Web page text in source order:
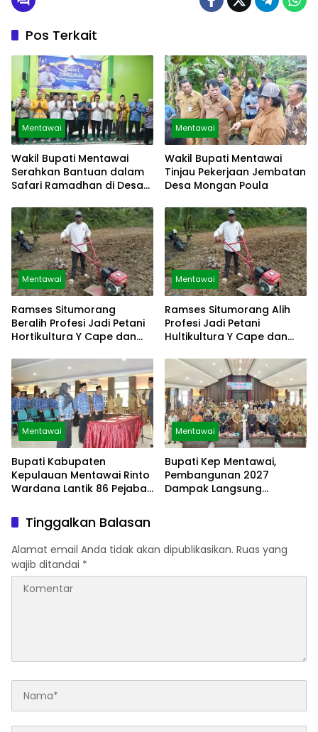
Pos Terkait
Mentawai
Wakil Bupati Mentawai
Serahkan Bantuan dalam
Safari Ramadhan di Desa
Mentawai
Wakil Bupati Mentawai
Tinjau Pekerjaan Jembatan
Desa Mongan Poula
Mentawai
Ramses Situmorang
Beralih Profesi Jadi Petani
Hortikultura Y Cape dan
Mentawai
Ramses Situmorang Alih
Profesi Jadi Petani
Hultikultura Y Cape dan
Mentawai
Bupati Kabupaten
Kepulauan Mentawai Rinto
Wardana Lantik 86 Pejabat
Mentawai
Bupati Kep Mentawai,
Pembangunan 2027
Dampak Langsung
Tinggalkan Balasan
Alamat email Anda tidak akan dipublikasikan. Ruas yang
wajib ditandai *